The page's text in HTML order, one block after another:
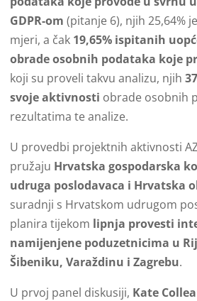
GDPR-om (pitanje 6), njih 25,64%
mjeri, a čak 19,65% ispitanih
obrade osobnih podataka koje
koji su proveli takvu analizu, njih
svoje aktivnosti obrade osobnih
rezultatima te analize.
U provedbi projektnih aktivnosti
pružaju Hrvatska gospodarska
udruga poslodavaca i Hrvatska
suradnji s Hrvatskom udrugom
planira tijekom lipnja provesti
namijenjene poduzetnicima u
Šibeniku, Varaždinu i Zagrebu.
U prvoj panel diskusiji, Kate